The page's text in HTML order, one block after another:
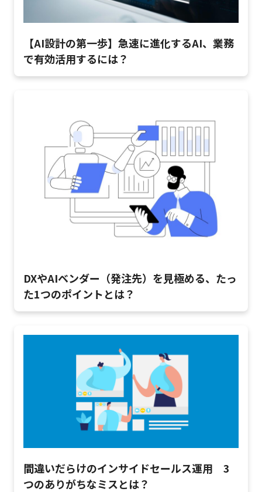
【AI設計の第一歩】急速に進化するAI、業務
で有効活用するには？
DXやAIベンダー（発注先）を見極める、たっ
た1つのポイントとは？
間違いだらけのインサイドセールス運用 3
つのありがちなミスとは？